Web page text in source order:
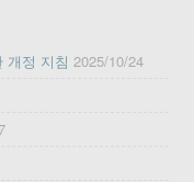
개정 지침 2025/10/24